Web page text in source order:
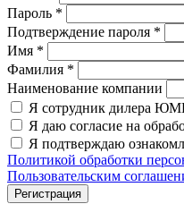
Пароль *
Подтверждение пароля *
Имя *
Фамилия *
Наименование компании
Я сотрудник дилера
Я даю согласие на
Я подтверждаю
Политикой обработки
Пользовательским
Регистрация